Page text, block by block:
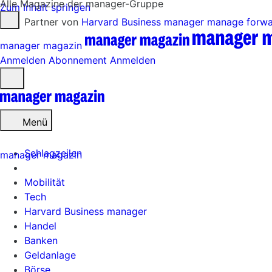
Zum Inhalt springen
Partner von Harvard Business manager manage
manager magazin
Anmelden Abonnement Anmelden
öffnen
Menü
Schlagzeilen
Mobilität
Tech
Harvard Business manager
Handel
Banken
Geldanlage
Börse
Alle Magazine der manager-Gruppe
manager magazin